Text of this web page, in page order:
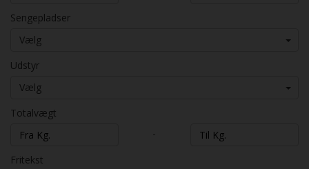
Sengepladser
Vælg
Udstyr
Vælg
Totalvægt
-
Fritekst